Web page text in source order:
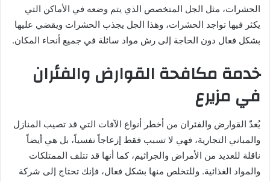
الحشرات، مثل الجل المتخصص الذي يتم وضعه في الأماكن التي
يكثر فيها تواجد الحشرات، وهذا الجل يجذب الحشرات ويقضي عليها
بشكل فعال دون الحاجة إلى رش مواد سائلة في جميع أنحاء المكان.
خدمة مكافحة القوارض والفئران
في مزيرع
يُعدّ القوارض والفئران من أخطر أنواع الآفات التي قد تصيب المنازل
والمباني التجارية، فهي لا تسبب فقط إزعاجاً نفسياً، بل هي أيضاً
ناقلة للعديد من الأمراض والجراثيم، كما أنها قد تتلف الممتلكات
والمواد الغذائية. وللتخلص منها بشكل فعال، فإنك تحتاج إلى شركة